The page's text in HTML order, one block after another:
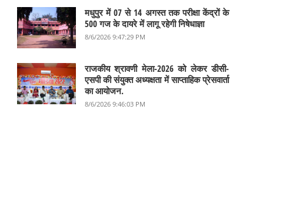
मधुपुर में 07 से 14 अगस्त तक परीक्षा केंद्रों के
500 गज के दायरे में लागू रहेगी निषेधाज्ञा
8/6/2026 9:47:29 PM
राजकीय श्रावणी मेला-2026 को लेकर डीसी-
एसपी की संयुक्त अध्यक्षता में साप्ताहिक प्रेसवार्ता
का आयोजन.
8/6/2026 9:46:03 PM